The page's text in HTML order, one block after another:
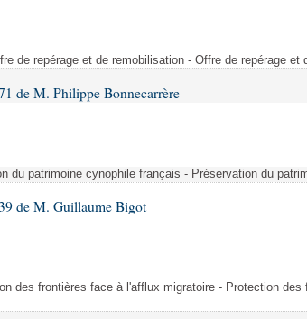
de repérage et de remobilisation - Offre de repérage et
de M. Philippe Bonnecarrère
du patrimoine cynophile français - Préservation du
de M. Guillaume Bigot
des frontières face à l'afflux migratoire - Protection des